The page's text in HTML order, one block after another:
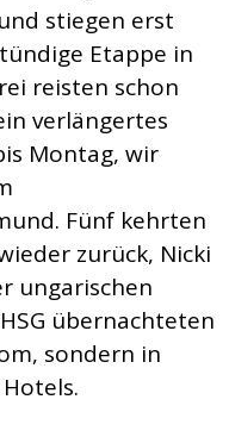
stiegen erst
Etappe in
reisten schon
verlängertes
Montag, wir
Fünf kehrten
zurück, Nicki
ungarischen
übernachteten
sondern in